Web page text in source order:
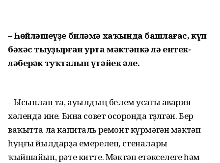
– Һөйләшеүҙе биләмә ха­ҡын­да башлағас, күп
бәхәс тыу­ҙыр­ған урта мәктәпкә лә ентек­
ләберәк туҡталып үтәйек әле.
– Ысынлап та, ауылдың белем усағы авария
хәлендә ине. Бина совет осоронда төҙөлгән. Бер
ваҡытта ла капиталь ремонт күр­мәгән мәктәп
һуңғы йылдарҙа емерелеп, стеналары
ҡыйшайып, рәте китте. Мәктәп етәкселеге һәм